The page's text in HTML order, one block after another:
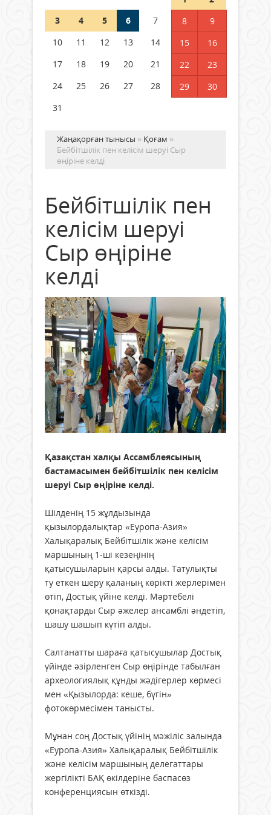
Германия аптап ыстыққа
бастады
04 тамыз 2026 ж.
3
4 5 6 7 8
9
10
11 12 13 14 15
16
17
18 19 20 21 22
23
24
25 26 27 28 29
30
31
Жаңақорған тынысы » Қоғам »
Бейбітшілік пен келісім шеруі Сыр
өңіріне келді
Бейбітшілік пен
келісім шеруі
Сыр өңіріне
келді
Қазақстан халқы Ассамблеясының
бастамасымен бейбітшілік пен келісім
шеруі Сыр өңіріне келді.
Шілденің 15 жұлдызында
қызылордалықтар «Еуропа-Азия»
Халықаралық Бейбітшілік және келісім
маршының 1-ші кезеңінің
қатысушыларын қарсы алды. Татулықты
ту еткен шеру қаланың көрікті жерлерімен
өтіп, Достық үйіне келді. Мәртебелі
қонақтарды Сыр әжелер ансамблі әндетіп,
шашу шашып күтіп алды.
Салтанатты шараға қатысушылар Достық
үйінде әзірленген Сыр өңірінде табылған
археологиялық құнды жәдігерлер көрмесі
мен «Қызылорда: кеше, бүгін»
фотокөрмесімен танысты.
Мұнан соң Достық үйінің мәжіліс залында
«Еуропа-Азия» Халықаралық Бейбітшілік
және келісім маршының делегаттары
жергілікті БАҚ өкілдеріне баспасөз
конференциясын өткізді.